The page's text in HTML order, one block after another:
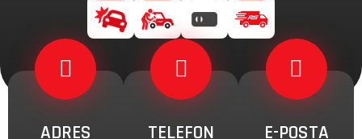
ADRES TELEFON E-POSTA